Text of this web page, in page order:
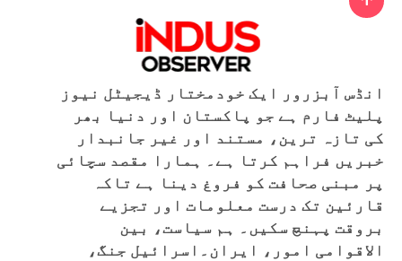
انڈس آبزرور ایک خودمختار ڈیجیٹل نیوز
پلیٹ فارم ہے جو پاکستان اور دنیا بھر
کی تازہ ترین، مستند اور غیر جانبدار
خبریں فراہم کرتا ہے۔ ہمارا مقصد سچائی
پر مبنی صحافت کو فروغ دینا ہے تاکہ
قارئین تک درست معلومات اور تجزیے
بروقت پہنچ سکیں۔ ہم سیاست، بین
الاقوامی امور، ایران۔اسرائیل جنگ،